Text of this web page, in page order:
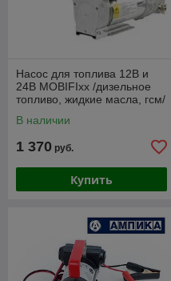
Насос для топлива 12В и
24В MOBIFIxx /дизельное
топливо, жидкие масла, гсм/
В наличии
1 370 руб.
Купить